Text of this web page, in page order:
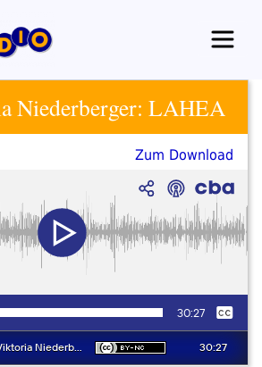
Niederberger: LAHEA
Zum Download